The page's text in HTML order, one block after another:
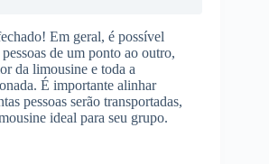
Em geral, é possível
de um ponto ao outro,
da limousine e toda a
É importante alinhar
pessoas serão transportadas,
ideal para seu grupo.